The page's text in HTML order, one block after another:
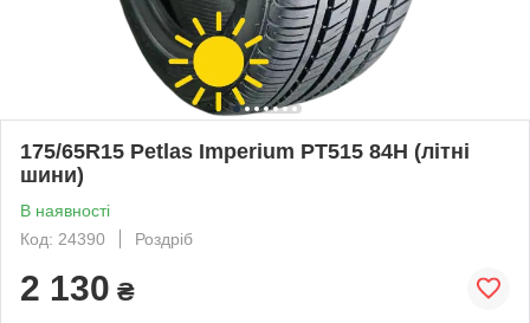
175/65R15 Petlas Imperium PT515 84H (літні
шини)
В наявності
Код: 24390
Роздріб
2 130 ₴